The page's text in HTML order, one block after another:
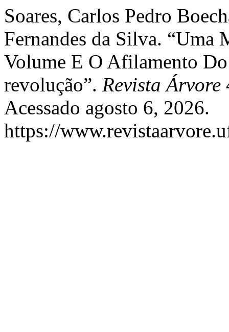
Soares, Carlos Pedro
Fernandes da Silva. “Uma
Volume E O Afilamento
revolução”. Revista Árvore
Acessado agosto 6, 2026.
https://